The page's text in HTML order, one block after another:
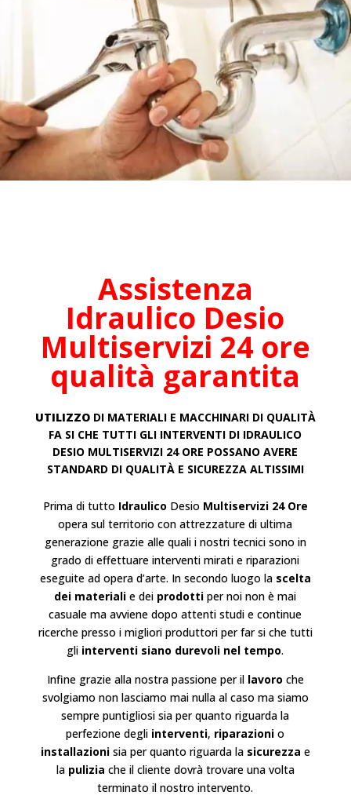
Assistenza
Idraulico Desio
Multiservizi 24 ore
qualità garantita
UTILIZZODI MATERIALI E MACCHINARI DI QUALITÀ
FA SI CHE TUTTI GLI INTERVENTI DI IDRAULICO
DESIO MULTISERVIZI 24 ORE POSSANO AVERE
STANDARD DI QUALITÀ E SICUREZZA ALTISSIMI
Prima di tutto Idraulico Desio Multiservizi 24 Ore
opera sul territorio con attrezzature di ultima
generazione grazie alle quali i nostri tecnici sono in
grado di effettuare interventi mirati e riparazioni
eseguite ad opera d’arte. In secondo luogo la scelta
dei materiali e dei prodotti per noi non è mai
casuale ma avviene dopo attenti studi e continue
ricerche presso i migliori produttori per far si che tutti
gli interventi siano durevoli nel tempo.
Infine grazie alla nostra passione per il lavoro che
svolgiamo non lasciamo mai nulla al caso ma siamo
sempre puntigliosi sia per quanto riguarda la
perfezione degli interventi, riparazioni o
installazionisia per quanto riguarda la sicurezza e
la pulizia che il cliente dovrà trovare una volta
terminato il nostro intervento.